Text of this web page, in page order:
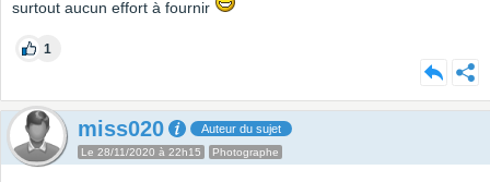
surtout aucun effort à fournir
1
miss020 Auteur du sujet
Le 28/11/2020 à 22h15 Photographe